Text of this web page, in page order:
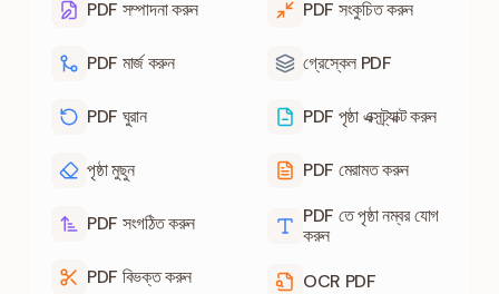
PDF সম্পাদনা করুন
PDF মার্জ করুন
PDF ঘুরান
পৃষ্ঠা মুছুন
PDF সংগঠিত করুন
PDF বিভক্ত করুন
PDF সংকুচিত করুন
গ্রেস্কেল PDF
PDF পৃষ্ঠা এক্সট্র্যাক্ট করুন
PDF মেরামত করুন
PDF তে পৃষ্ঠা নম্বর যোগ
করুন
OCR PDF